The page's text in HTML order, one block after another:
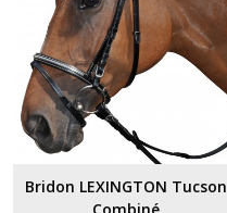
Bridon LEXINGTON Tucson